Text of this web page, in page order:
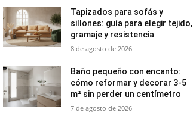
Tapizados para sofás y
sillones: guía para elegir tejido,
gramaje y resistencia
8 de agosto de 2026
Baño pequeño con encanto:
cómo reformar y decorar 3-5
m² sin perder un centímetro
7 de agosto de 2026